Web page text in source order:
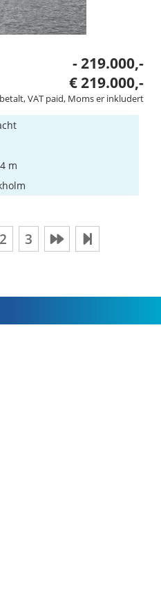
- 219.000,-
€ 219.000,-
VAT paid, Moms er inkludert
m
2 3